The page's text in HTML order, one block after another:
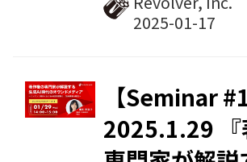
ディアエンジン株式
えたメディア運営の
者の共感を生むオウ
営とSEO戦略の融合
【Seminar
2025.1.29 『